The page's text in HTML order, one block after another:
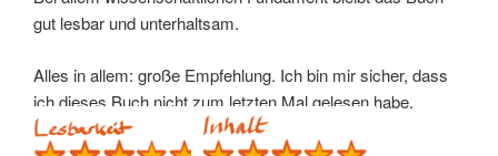
gut lesbar und unterhaltsam.
Alles in allem: große Empfehlung. Ich bin mir sicher, dass
ich dieses Buch nicht zum letzten Mal gelesen habe.